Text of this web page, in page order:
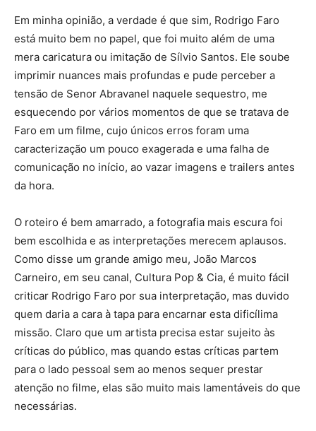
Em minha opinião, a verdade é que sim, Rodrigo Faro
está muito bem no papel, que foi muito além de uma
mera caricatura ou imitação de Sílvio Santos. Ele soube
imprimir nuances mais profundas e pude perceber a
tensão de Senor Abravanel naquele sequestro, me
esquecendo por vários momentos de que se tratava de
Faro em um filme, cujo únicos erros foram uma
caracterização um pouco exagerada e uma falha de
comunicação no início, ao vazar imagens e trailers antes
da hora.
O roteiro é bem amarrado, a fotografia mais escura foi
bem escolhida e as interpretações merecem aplausos.
Como disse um grande amigo meu, João Marcos
Carneiro, em seu canal, Cultura Pop & Cia, é muito fácil
criticar Rodrigo Faro por sua interpretação, mas duvido
quem daria a cara à tapa para encarnar esta dificílima
missão. Claro que um artista precisa estar sujeito às
críticas do público, mas quando estas críticas partem
para o lado pessoal sem ao menos sequer prestar
atenção no filme, elas são muito mais lamentáveis do que
necessárias.